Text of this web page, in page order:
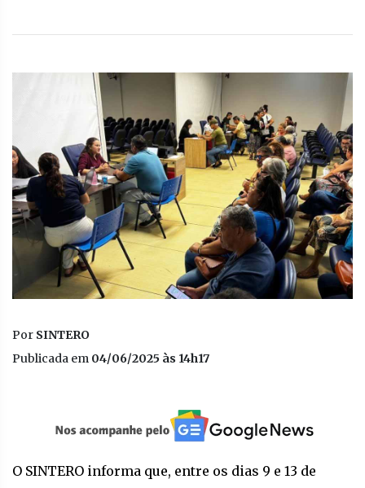
Por SINTERO
Publicada em 04/06/2025 às 14h17
O SINTERO informa que, entre os dias 9 e 13 de